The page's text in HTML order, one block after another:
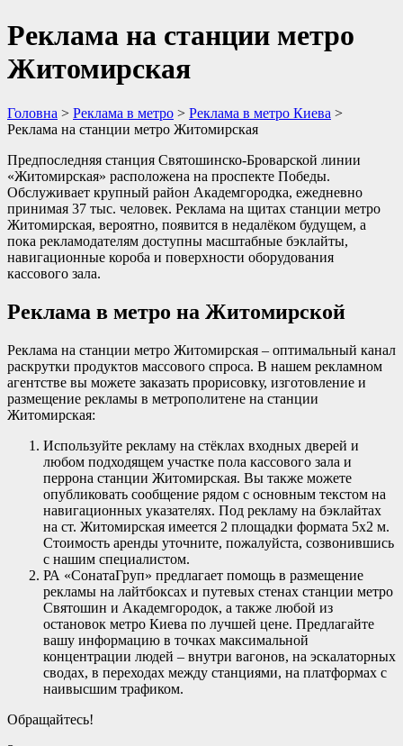
Реклама на станции метро
Житомирская
Головна > Реклама в метро > Реклама в метро Киева >
Реклама на станции метро Житомирская
Предпоследняя станция Святошинско-Броварской линии
«Житомирская» расположена на проспекте Победы.
Обслуживает крупный район Академгородка, ежедневно
принимая 37 тыс. человек. Реклама на щитах станции метро
Житомирская, вероятно, появится в недалёком будущем, а
пока рекламодателям доступны масштабные бэклайты,
навигационные короба и поверхности оборудования
кассового зала.
Реклама в метро на Житомирской
Реклама на станции метро Житомирская – оптимальный канал
раскрутки продуктов массового спроса. В нашем рекламном
агентстве вы можете заказать прорисовку, изготовление и
размещение рекламы в метрополитене на станции
Житомирская:
Используйте рекламу на стёклах входных дверей и
любом подходящем участке пола кассового зала и
перрона станции Житомирская. Вы также можете
опубликовать сообщение рядом с основным текстом на
навигационных указателях. Под рекламу на бэклайтах
на ст. Житомирская имеется 2 площадки формата 5х2 м.
Стоимость аренды уточните, пожалуйста, созвонившись
с нашим специалистом.
РА «СонатаГруп» предлагает помощь в размещение
рекламы на лайтбоксах и путевых стенах станции метро
Святошин и Академгородок, а также любой из
остановок метро Киева по лучшей цене. Предлагайте
вашу информацию в точках максимальной
концентрации людей – внутри вагонов, на эскалаторных
сводах, в переходах между станциями, на платформах с
наивысшим трафиком.
Обращайтесь!